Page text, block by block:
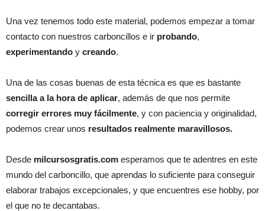
Una vez tenemos todo este material, podemos empezar a tomar
contacto con nuestros carboncillos e ir probando,
experimentando y creando.
Una de las cosas buenas de esta técnica es que es bastante
sencilla a la hora de aplicar, además de que nos permite
corregir errores muy fácilmente, y con paciencia y originalidad,
podemos crear unos resultados realmente maravillosos.
Desde milcursosgratis.com esperamos que te adentres en este
mundo del carboncillo, que aprendas lo suficiente para conseguir
elaborar trabajos excepcionales, y que encuentres ese hobby, por
el que no te decantabas.